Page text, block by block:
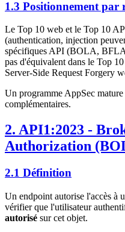
1.3 Positionnement par
Le Top 10 web et le Top 10
(authentication, injection
spécifiques API (BOLA,
pas d'équivalent dans le Top
Server-Side Request Forgery
Un programme AppSec
complémentaires.
2. API1:2023 -
Authorization
2.1 Définition
Un endpoint autorise l'accès à
vérifier que l'utilisateur
autorisé sur cet objet.